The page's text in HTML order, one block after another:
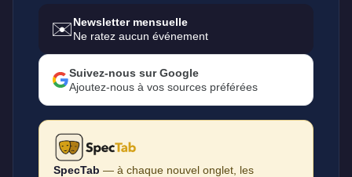
✉️Newsletter mensuelle
Ne ratez aucun événement
Suivez-nous sur Google
Ajoutez-nous à vos sources préférées
SpecTab — à chaque nouvel onglet, les